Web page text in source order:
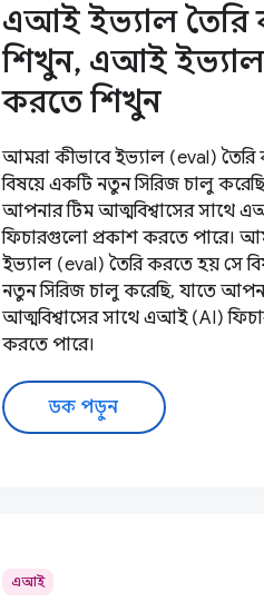
এআই ইভ্যাল তৈরি
শিখুন, এআই ইভ্যাল
করতে শিখুন
আমরা কীভাবে ইভ্যাল (eval)
বিষয়ে একটি নতুন সিরিজ চালু
আপনার টিম আত্মবিশ্বাসের সাথে
ফিচারগুলো প্রকাশ করতে পারে।
ইভ্যাল (eval) তৈরি করতে হয় সে
নতুন সিরিজ চালু করেছি, যাতে
আত্মবিশ্বাসের সাথে এআই (AI)
করতে পারে।
ডক পড়ুন
এআই